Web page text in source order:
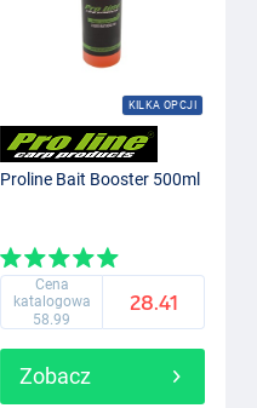
KILKA OPCJI
Proline Bait Booster 500ml
Cena
katalogowa
58.99
28.41
Zobacz